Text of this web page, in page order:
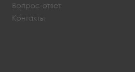
Вопрос-ответ
Контакты